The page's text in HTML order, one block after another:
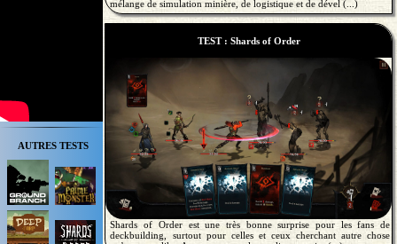
AUTRES TESTS
mélange de simulation minière, de logistique et de dével (...)
TEST : Shards of Order
Shards of Order est une très bonne surprise pour les fans de
deckbuilding, surtout pour celles et ceux cherchant autre chose